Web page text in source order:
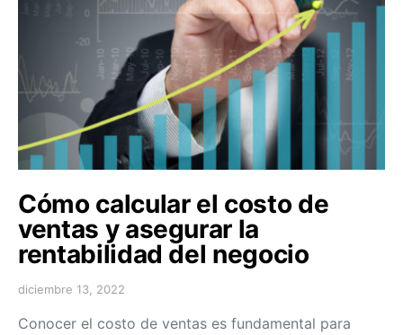
Cómo calcular el costo de
ventas y asegurar la
rentabilidad del negocio
diciembre 13, 2022
Conocer el costo de ventas es fundamental para